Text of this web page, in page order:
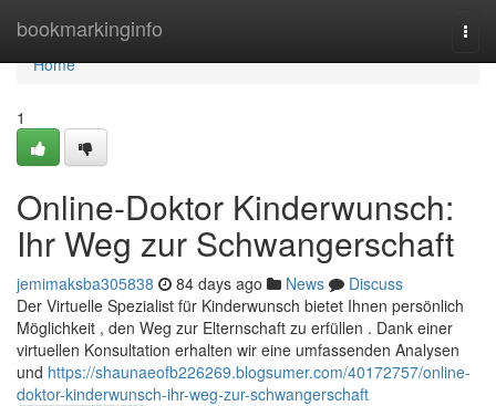
bookmarkinginfo
Home
Home
1
Online-Doktor Kinderwunsch:
Ihr Weg zur Schwangerschaft
jemimaksba305838 84 days ago News
Discuss
Der Virtuelle Spezialist für Kinderwunsch bietet Ihnen persönlich
Möglichkeit , den Weg zur Elternschaft zu erfüllen . Dank einer
virtuellen Konsultation erhalten wir eine umfassenden Analysen
und https://shaunaeofb226269.blogsumer.com/40172757/online-
doktor-kinderwunsch-ihr-weg-zur-schwangerschaft